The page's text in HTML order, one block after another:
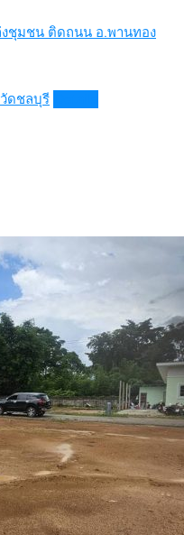
ชุมชน ติดถนน อ.พานทอง
ดชลบุรี